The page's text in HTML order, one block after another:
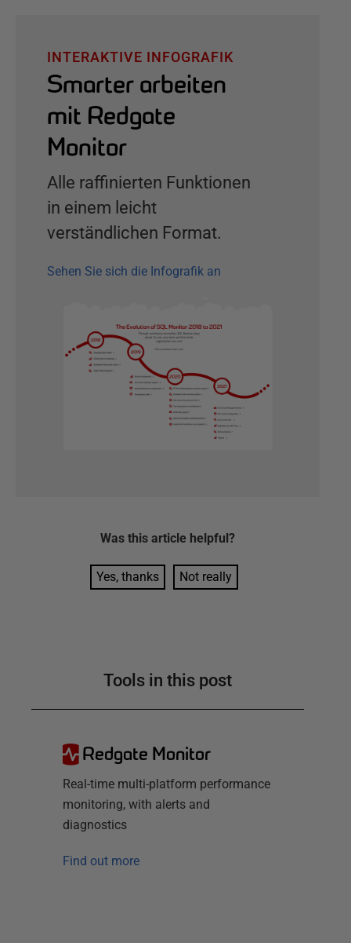
INTERAKTIVE INFOGRAFIK
Smarter arbeiten
mit Redgate
Monitor
Alle raffinierten Funktionen
in einem leicht
verständlichen Format.
Sehen Sie sich die Infografik an
Was this article helpful?
Yes, thanks Not really
Tools in this post
Redgate Monitor
Real-time multi-platform performance
monitoring, with alerts and
diagnostics
Find out more